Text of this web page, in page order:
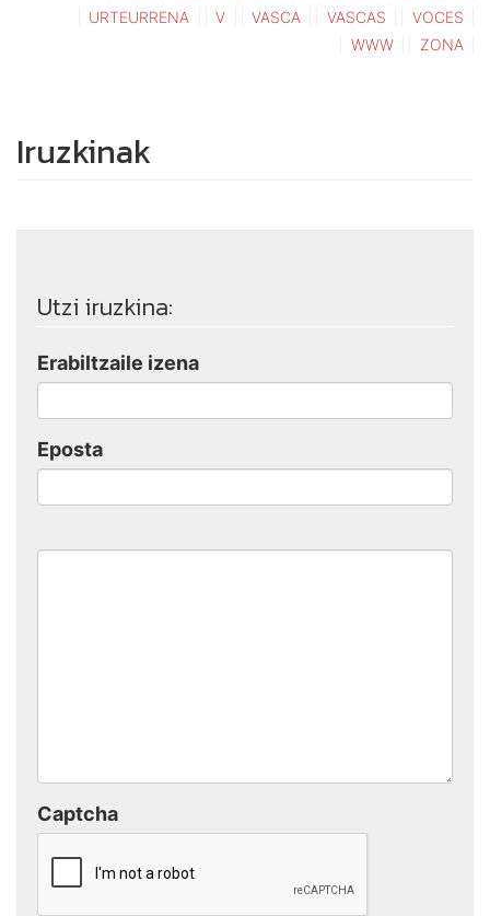
URTEURRENA
V VASCA VASCAS
VOCES
WWW
ZONA
Iruzkinak
Utzi iruzkina:
Erabiltzaile izena
Eposta
Captcha